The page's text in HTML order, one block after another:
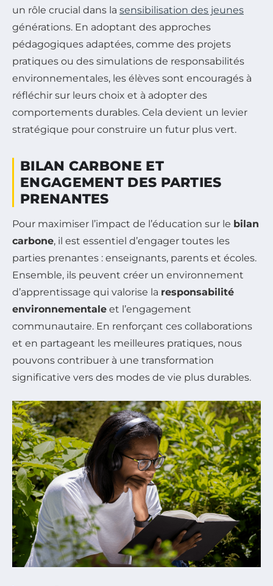
un rôle crucial dans la sensibilisation des jeunes
générations. En adoptant des approches
pédagogiques adaptées, comme des projets
pratiques ou des simulations de responsabilités
environnementales, les élèves sont encouragés à
réfléchir sur leurs choix et à adopter des
comportements durables. Cela devient un levier
stratégique pour construire un futur plus vert.
BILAN CARBONE ET
ENGAGEMENT DES PARTIES
PRENANTES
Pour maximiser l’impact de l’éducation sur le bilan
carbone, il est essentiel d’engager toutes les
parties prenantes : enseignants, parents et écoles.
Ensemble, ils peuvent créer un environnement
d’apprentissage qui valorise la responsabilité
environnementale et l’engagement
communautaire. En renforçant ces collaborations
et en partageant les meilleures pratiques, nous
pouvons contribuer à une transformation
significative vers des modes de vie plus durables.